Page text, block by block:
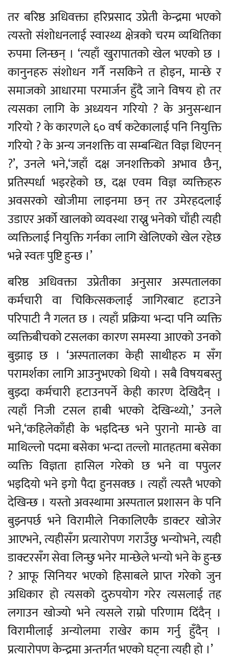
तर बरिष्ठ अधिवक्ता हरिप्रसाद उप्रेती केन्द्रमा भएको
त्यस्तो संशोधनलाई स्वास्थ्य क्षेत्रको चरम व्यथितिका
रुपमा लिन्छन् । ‘त्यहाँ खुरापातको खेल भएको छ ।
कानुनहरु संशोधन गर्नै नसकिने त होइन, मान्छे र
समाजको आधारमा परमार्जन हुँदै जाने विषय हो तर
त्यसका लागि के अध्ययन गरियो ? के अनुसन्धान
गरियो ? के कारणले ६० वर्ष कटेकालाई पनि नियुक्ति
गरियो ? के अन्य जनशक्ति वा सम्बन्धित विज्ञ थिएनन्
?’, उनले भने,‘जहाँ दक्ष जनशक्तिको अभाव छैन्,
प्रतिस्पर्धा भइरहेको छ, दक्ष एवम विज्ञ व्यक्तिहरु
अवसरको खोजीमा लाइनमा छन् तर उमेरहदलाई
उडाएर अर्को खालको व्यवस्था राख्नु भनेको चाँही त्यही
व्यक्तिलाई नियुक्ति गर्नका लागि खेलिएको खेल रहेछ
भन्ने स्वतः पुष्टि हुन्छ ।’
बरिष्ठ अधिवक्ता उप्रेतीका अनुसार अस्पतालका
कर्मचारी वा चिकित्सकलाई जागिरबाट हटाउने
परिपाटी नै गलत छ । त्यहाँ प्रक्रिया भन्दा पनि व्यक्ति
व्यक्तिबीचको टसलका कारण समस्या आएको उनको
बुझाइ छ । ‘अस्पतालका केही साथीहरु म सँग
परामर्शका लागि आउनुभएको थियो । सबै विषयबस्तु
बुझ्दा कर्मचारी हटाउनपर्ने केही कारण देखिदैन् ।
त्यहाँ निजी टसल हाबी भएको देखिन्थ्यो,’ उनले
भने,‘कहिलेकाँही के भइदिन्छ भने पुरानो मान्छे वा
माथिल्लो पदमा बसेका भन्दा तल्लो मातहतमा बसेका
व्यक्ति विज्ञता हासिल गरेको छ भने वा पपुलर
भइदियो भने इगो पैदा हुनसक्छ । त्यहाँ त्यस्तै भएको
देखिन्छ । यस्तो अवस्थामा अस्पताल प्रशासन के पनि
बुझ्नपर्छ भने विरामीले निकालिएकै डाक्टर खोजेर
आएभने, त्यहीसँग प्रत्यारोपण गराउँछु भन्योभने, त्यही
डाक्टरसँग सेवा लिन्छु भनेर मान्छेले भन्यो भने के हुन्छ
? आफू सिनियर भएको हिसाबले प्राप्त गरेको जुन
अधिकार हो त्यसको दुरुपयोग गरेर त्यसलाई तह
लगाउन खोज्यो भने त्यसले राम्रो परिणाम दिंदैन् ।
विरामीलाई अन्योलमा राखेर काम गर्नु हुँदैन् ।
प्रत्यारोपण केन्द्रमा अन्तर्गत भएको घट्ना त्यही हो ।’